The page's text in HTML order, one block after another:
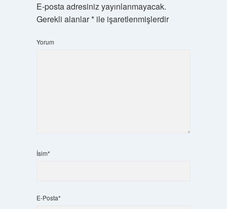
E-posta adresiniz yayınlanmayacak.
Gerekli alanlar*ile işaretlenmişlerdir
Yorum
İsim*
E-Posta*